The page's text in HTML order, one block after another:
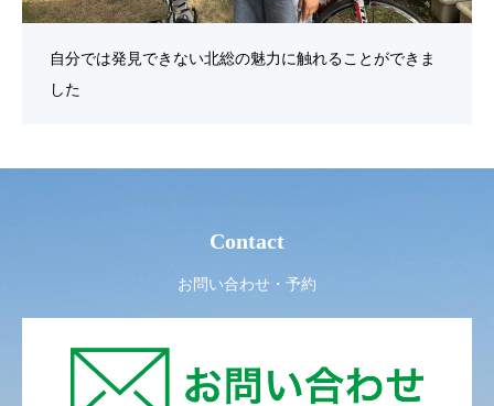
自分では発見できない北総の魅力に触れることができま
した
Contact
お問い合わせ・予約